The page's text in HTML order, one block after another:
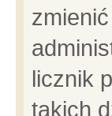
licznik
takich